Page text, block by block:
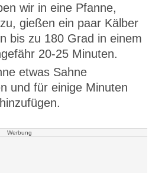
wir in eine Pfanne,
gießen ein paar Kälber
bis zu 180 Grad in einem
20-25 Minuten.
etwas Sahne
und für einige Minuten
Werbung